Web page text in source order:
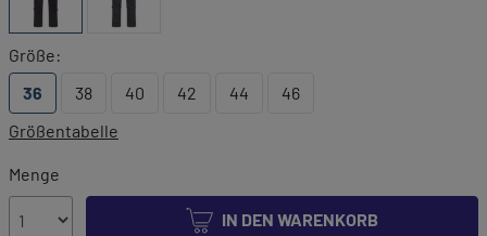
Größe:
36
38 40 42 44
46
Größentabelle
Menge
IN DEN WARENKORB